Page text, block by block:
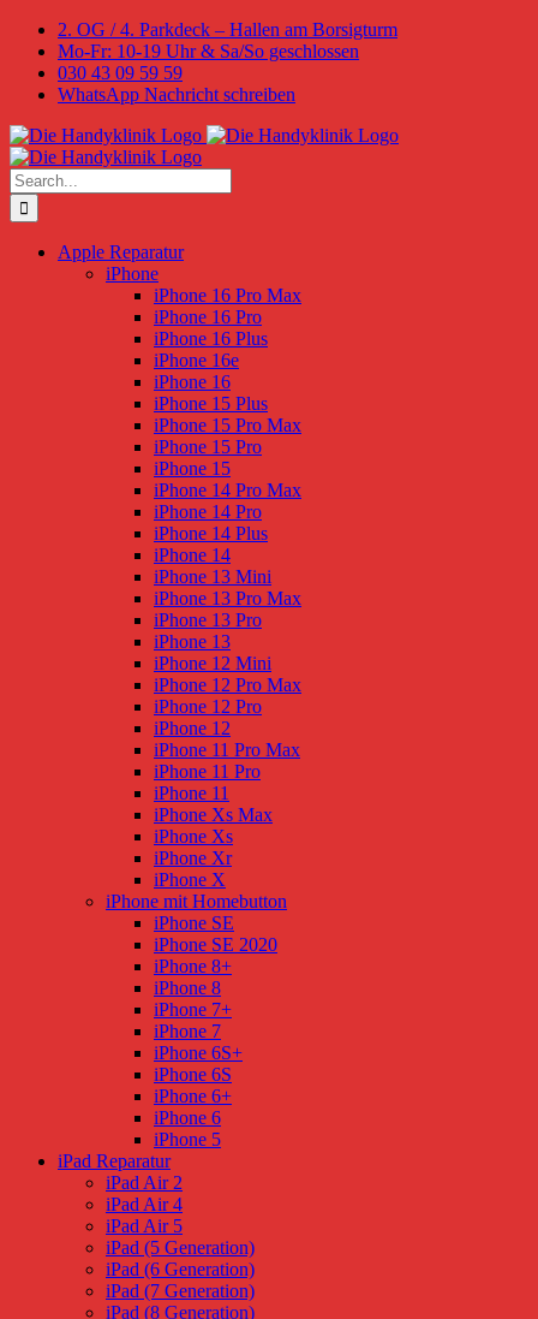
Skip
content
2. OG / 4. Parkdeck – Hallen am Borsigturm
Mo-Fr: 10-19 Uhr & Sa/So geschlossen
030 43 09 59 59
WhatsApp Nachricht schreiben
Search
for:
Apple Reparatur
iPhone
iPhone 16 Pro Max
iPhone 16 Pro
iPhone 16 Plus
iPhone 16e
iPhone 16
iPhone 15 Plus
iPhone 15 Pro Max
iPhone 15 Pro
iPhone 15
iPhone 14 Pro Max
iPhone 14 Pro
iPhone 14 Plus
iPhone 14
iPhone 13 Mini
iPhone 13 Pro Max
iPhone 13 Pro
iPhone 13
iPhone 12 Mini
iPhone 12 Pro Max
iPhone 12 Pro
iPhone 12
iPhone 11 Pro Max
iPhone 11 Pro
iPhone 11
iPhone Xs Max
iPhone Xs
iPhone Xr
iPhone X
iPhone mit Homebutton
iPhone SE
iPhone SE 2020
iPhone 8+
iPhone 8
iPhone 7+
iPhone 7
iPhone 6S+
iPhone 6S
iPhone 6+
iPhone 6
iPhone 5
iPad Reparatur
iPad Air 2
iPad Air 4
iPad Air 5
iPad (5 Generation)
iPad (6 Generation)
iPad (7 Generation)
iPad (8 Generation)